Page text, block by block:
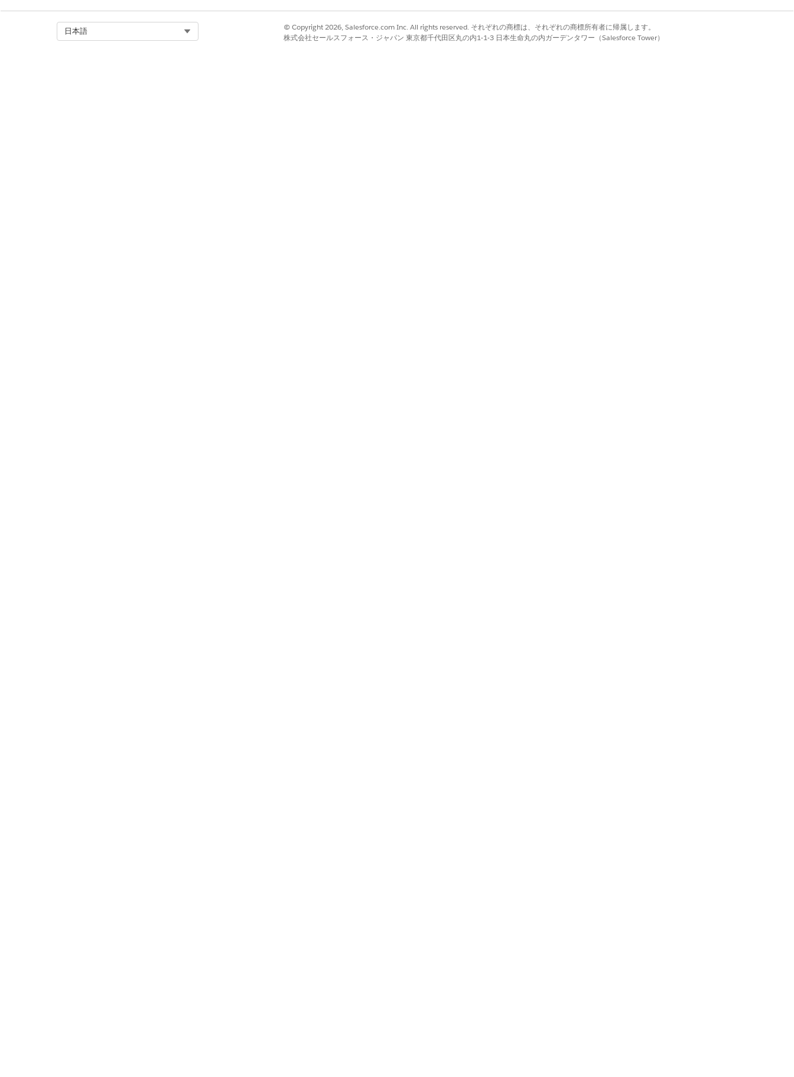
コネクテッド車両のアクション可能イベントオーケストレーションの使用開始
コネクテッド車両のアクション可能イベントオーケストレーションの使用を開始する前に、商品ナビゲーションを確認してください。
日本語
© Copyright 2026, Salesforce.com Inc. All rights reserved. それぞれの商標は、それぞれの商標所有者に帰属します。
株式会社セールスフォース・ジャパン 東京都千代田区丸の内1-1-3 日本生命丸の内ガーデンタワー（Salesforce Tower）